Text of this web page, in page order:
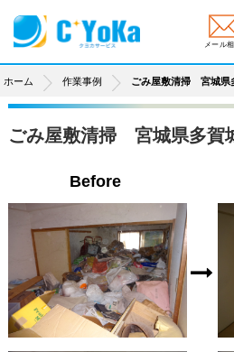
メール
ホーム 作業事例 ごみ屋敷清掃 宮城県
ごみ屋敷清掃 宮城県多賀
Before